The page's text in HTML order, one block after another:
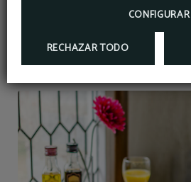
CONFIGURAR
RECHAZAR TODO